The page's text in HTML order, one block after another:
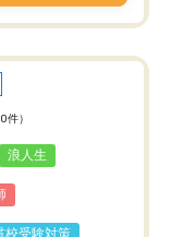
0件）
浪人生
校受験対策